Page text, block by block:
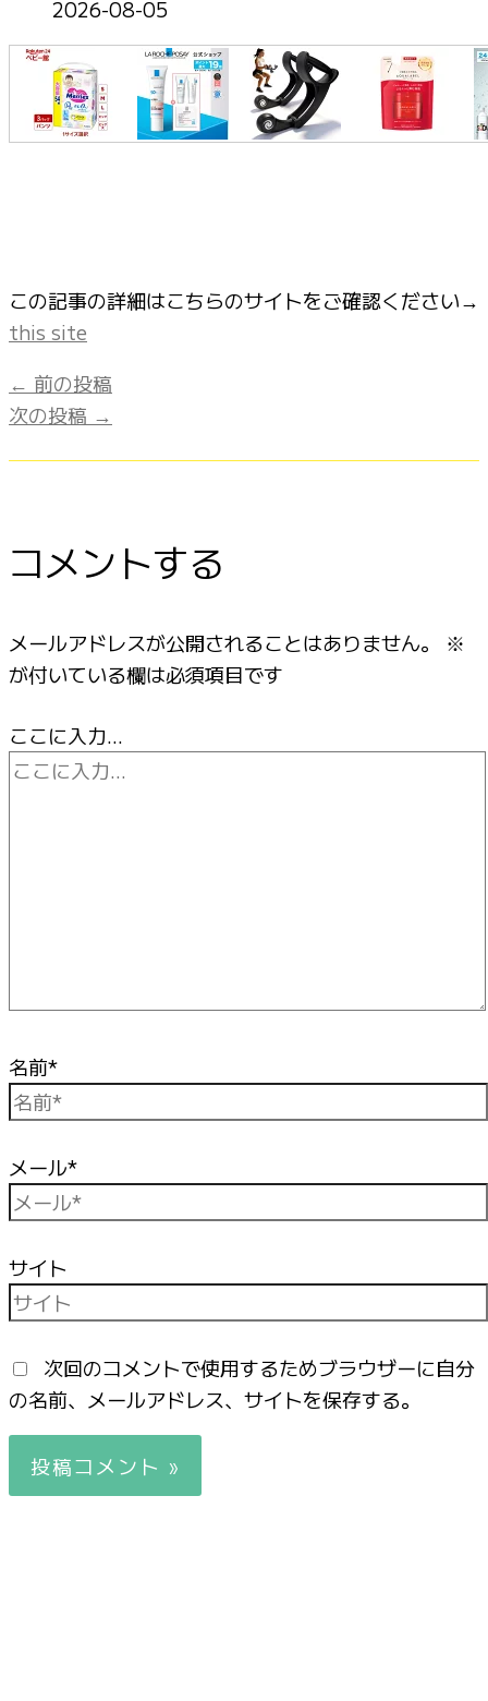
2026-08-05
この記事の詳細はこちらのサイトをご確認ください→
this site
← 前の投稿
次の投稿 →
コメントする
メールアドレスが公開されることはありません。
※
が付いている欄は必須項目です
ここに入力…
名前*
メール*
サイト
次回のコメントで使用するためブラウザーに自分
の名前、メールアドレス、サイトを保存する。